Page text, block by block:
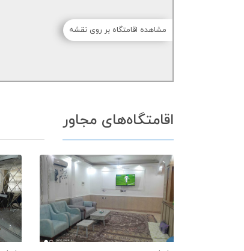
مشاهده اقامتگاه بر روی نقشه
اقامتگاه‌های مجاور